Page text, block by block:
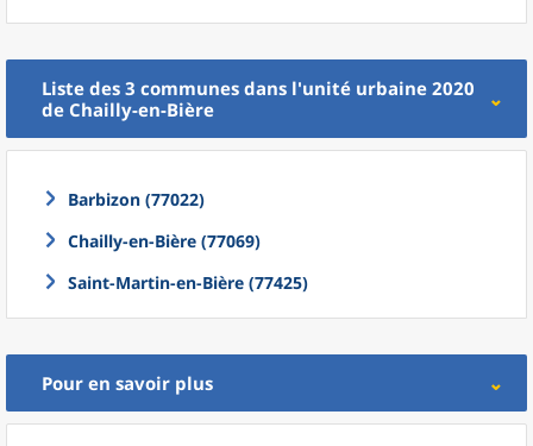
Liste des 3 communes dans l'unité urbaine 2020
de Chailly-en-Bière
Barbizon (77022)
Chailly-en-Bière (77069)
Saint-Martin-en-Bière (77425)
Pour en savoir plus